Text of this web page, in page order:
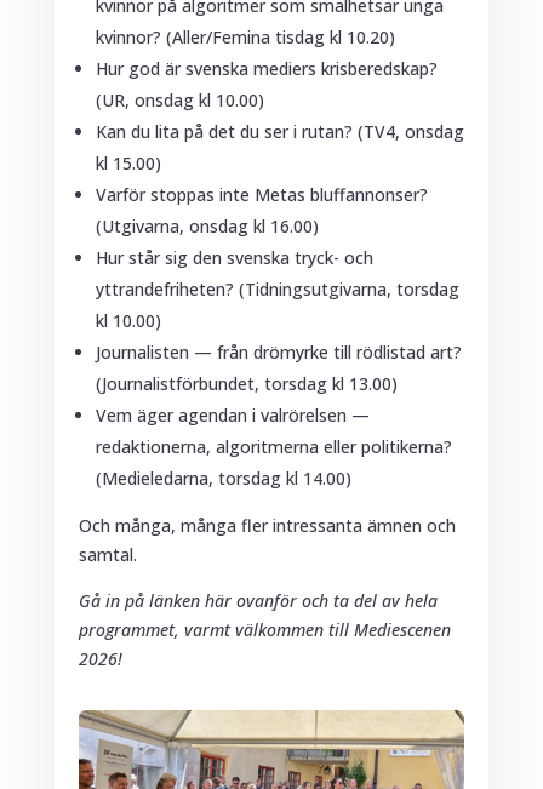
kvinnor på algoritmer som smalhetsar unga
kvinnor? (Aller/Femina tisdag kl 10.20)
Hur god är svenska mediers krisberedskap?
(UR, onsdag kl 10.00)
Kan du lita på det du ser i rutan? (TV4, onsdag
kl 15.00)
Varför stoppas inte Metas bluffannonser?
(Utgivarna, onsdag kl 16.00)
Hur står sig den svenska tryck- och
yttrandefriheten? (Tidningsutgivarna, torsdag
kl 10.00)
Journalisten — från drömyrke till rödlistad art?
(Journalistförbundet, torsdag kl 13.00)
Vem äger agendan i valrörelsen —
redaktionerna, algoritmerna eller politikerna?
(Medieledarna, torsdag kl 14.00)
Och många, många fler intressanta ämnen och
samtal.
Gå in på länken här ovanför och ta del av hela
programmet, varmt välkommen till Mediescenen
2026!